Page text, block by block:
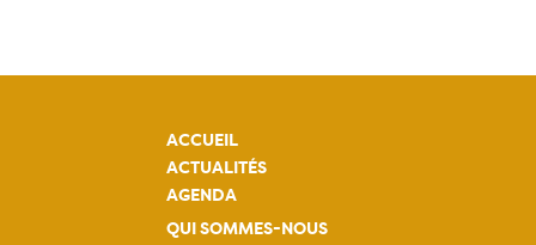
ACCUEIL
ACTUALITÉS
AGENDA
QUI SOMMES-NOUS